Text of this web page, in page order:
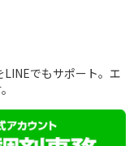
でもサポート。エ